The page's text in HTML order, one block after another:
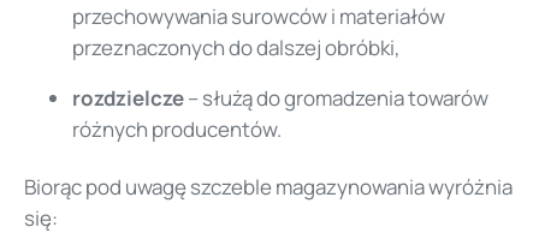
przechowywania surowców i materiałów
przeznaczonych do dalszej obróbki,
rozdzielcze– służą do gromadzenia towarów
różnych producentów.
Biorąc pod uwagę szczeble magazynowania wyróżnia
się: